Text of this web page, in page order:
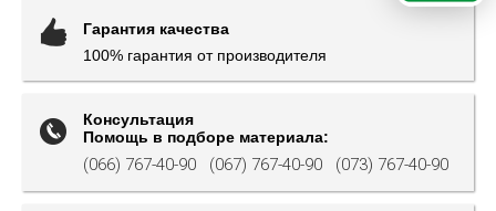
Гарантия качества
100% гарантия от производителя
Консультация
Помощь в подборе материала:
(066) 767-40-90 (067) 767-40-90 (073) 767-40-90